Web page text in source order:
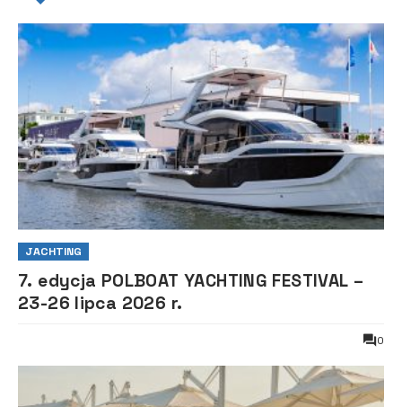
JACHTING
7. edycja POLBOAT YACHTING FESTIVAL –
23-26 lipca 2026 r.
0